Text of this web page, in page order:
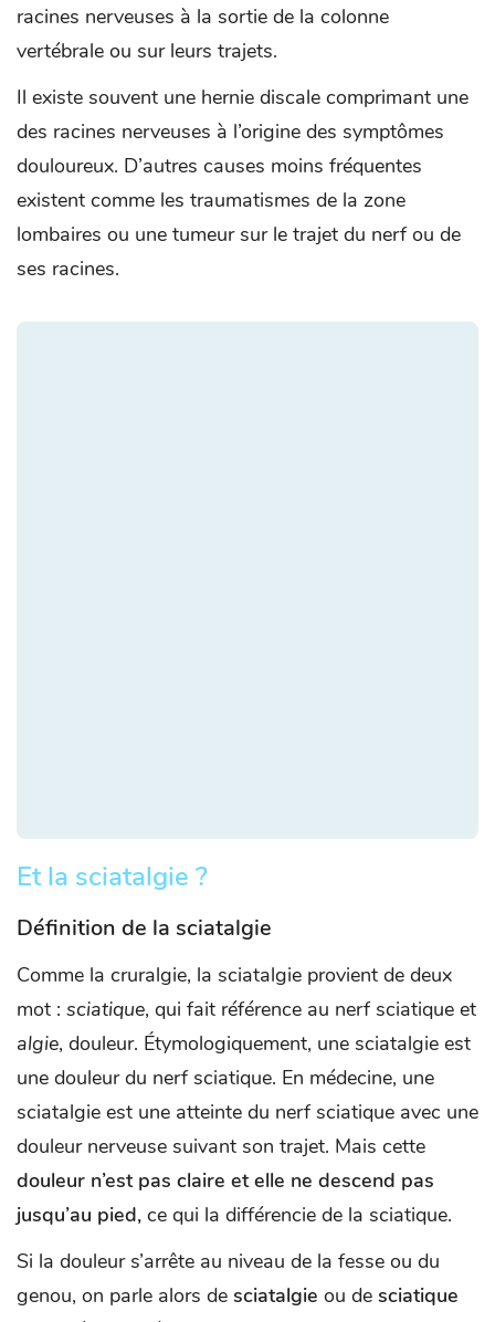
racines nerveuses à la sortie de la colonne
vertébrale ou sur leurs trajets.
Il existe souvent une hernie discale comprimant une
des racines nerveuses à l’origine des symptômes
douloureux. D’autres causes moins fréquentes
existent comme les traumatismes de la zone
lombaires ou une tumeur sur le trajet du nerf ou de
ses racines.
Et la sciatalgie ?
Définition de la sciatalgie
Comme la cruralgie, la sciatalgie provient de deux
mot : sciatique, qui fait référence au nerf sciatique et
algie, douleur. Étymologiquement, une sciatalgie est
une douleur du nerf sciatique. En médecine, une
sciatalgie est une atteinte du nerf sciatique avec une
douleur nerveuse suivant son trajet. Mais cette
douleur n’est pas claire et elle ne descend pas
jusqu’au pied, ce qui la différencie de la sciatique.
Si la douleur s’arrête au niveau de la fesse ou du
genou, on parle alors de sciatalgie ou de sciatique